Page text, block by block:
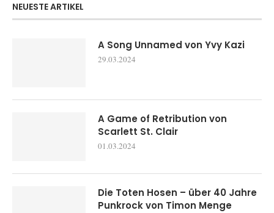
NEUESTE ARTIKEL
A Song Unnamed von Yvy Kazi
29.03.2024
A Game of Retribution von
Scarlett St. Clair
01.03.2024
Die Toten Hosen – über 40 Jahre
Punkrock von Timon Menge